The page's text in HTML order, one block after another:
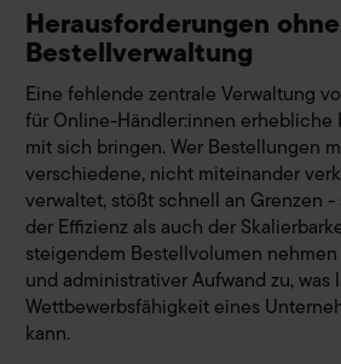
Herausforderungen
Bestellverwaltung
Eine fehlende zentrale Verwaltung
für Online-Händler:innen erhebliche
mit sich bringen. Wer Bestellungen
verschiedene, nicht miteinander
verwaltet, stößt schnell an Grenzen
der Effizienz als auch der
steigendem Bestellvolumen
und administrativer Aufwand zu, was
Wettbewerbsfähigkeit eines
kann.